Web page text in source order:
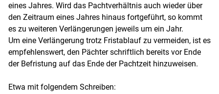
eines Jahres. Wird das Pachtverhältnis auch wieder über
den Zeitraum eines Jahres hinaus fortgeführt, so kommt
es zu weiteren Verlängerungen jeweils um ein Jahr.
Um eine Verlängerung trotz Fristablauf zu vermeiden, ist es
empfehlenswert, den Pächter schriftlich bereits vor Ende
der Befristung auf das Ende der Pachtzeit hinzuweisen.
Etwa mit folgendem Schreiben: